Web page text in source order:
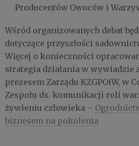
Producentów Owoców i
Wśród organizowanych debat
dotyczące przyszłości
Więcej o konieczności
strategia działania w wywiadzie
prezesem Zarządu KZGPOiW, w
Zespołu ds. komunikacji roli
żywieniu człowieka –
biznesem na pokolenia